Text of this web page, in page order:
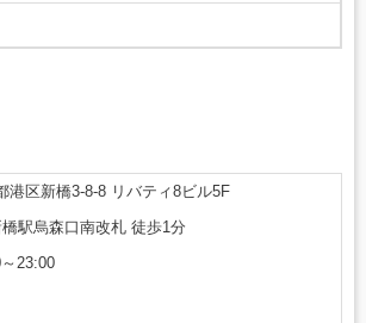
港区新橋3-8-8 リバティ8ビル5F
駅烏森口南改札 徒歩1分
23:00